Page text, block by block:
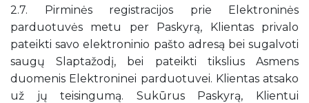
2.7. Pirminės registracijos prie Elektroninės
parduotuvės metu per Paskyrą, Klientas privalo
pateikti savo elektroninio pašto adresą bei sugalvoti
saugų Slaptažodį, bei pateikti tikslius Asmens
duomenis Elektroninei parduotuvei. Klientas atsako
už jų teisingumą. Sukūrus Paskyrą, Klientui